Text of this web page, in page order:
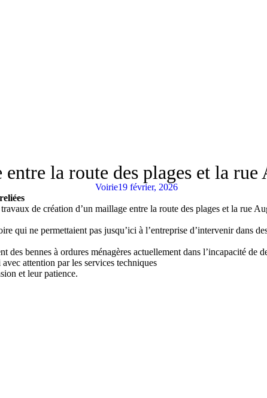
la route des plages et la
Voirie19 février, 2026
de création d’un maillage entre la route des plages et la rue
qui ne permettaient pas jusqu’ici à l’entreprise d’intervenir dans
bennes à ordures ménagères actuellement dans l’incapacité de
attention par les services techniques
et leur patience.